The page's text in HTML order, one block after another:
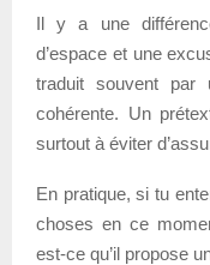
Il y a une
d’espace et une
traduit souvent par
cohérente. Un
surtout à éviter
En pratique, si tu
choses en ce
est-ce qu’il propose